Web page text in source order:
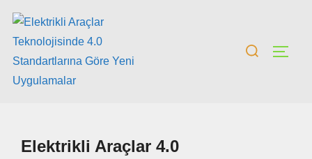
Elektrikli Araçlar 4.0